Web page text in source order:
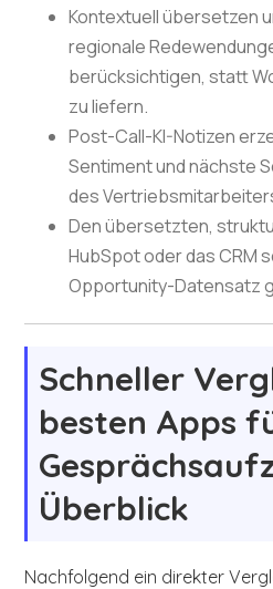
Kontextuell übersetzen
regionale
berücksichtigen, statt
zu liefern.
Post-Call-KI-Notizen
Sentiment und nächste
des
Den übersetzten,
HubSpot oder das CRM
Opportunity-Datensatz
Schneller
besten Apps
Überblick
Nachfolgend ein direkter